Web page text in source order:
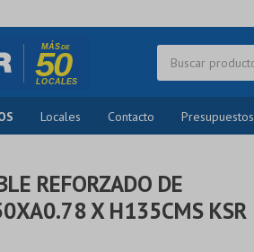
Locales Contacto Presupuestos
REFORZADO DE
X H135CMS KSR